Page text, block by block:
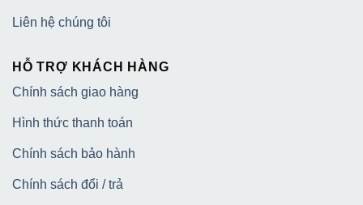
Liên hệ chúng tôi
HỖ TRỢ KHÁCH HÀNG
Chính sách giao hàng
Hình thức thanh toán
Chính sách bảo hành
Chính sách đổi / trả